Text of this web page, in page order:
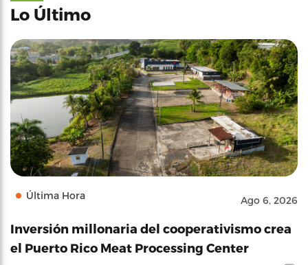
Lo Último
Última Hora Ago 6, 2026
Inversión millonaria del cooperativismo crea
el Puerto Rico Meat Processing Center